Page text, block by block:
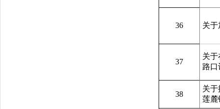
36 关
37
关
路口
38
关
莲麓